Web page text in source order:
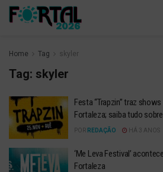
Home Tag skyler
Tag: skyler
Festa “Trapzin” traz shows
Fortaleza; saiba tudo
POR REDAÇÃO HÁ 3 ANOS
‘Me Leva Festival’
Fortaleza